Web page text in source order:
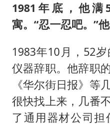
1981年底，他
寓。“忍一忍吧。”他
1983年10月，52
仪器辞职。他辞职
《华尔街日报》等
很快找上来，几番
了通用器材公司担